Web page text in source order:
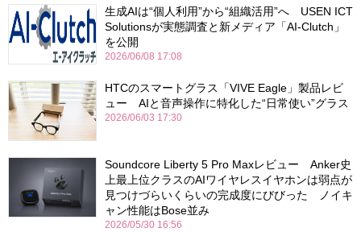
生成AIは“個人利用”から“組織活用”へ USEN ICT
Solutionsが実態調査と新メディア「AI-Clutch」
を公開
2026/06/08 17:08
HTCのスマートグラス「VIVE Eagle」製品レビ
ュー AIと音声操作に特化した“日常使い”グラス
2026/06/03 17:30
Soundcore Liberty 5 Pro Maxレビュー Anker史
上最上位クラスのAIワイヤレスイヤホンは弱点が
見つけづらいくらいの完成度にびびった ノイキ
ャン性能はBose並み
2026/05/30 16:56